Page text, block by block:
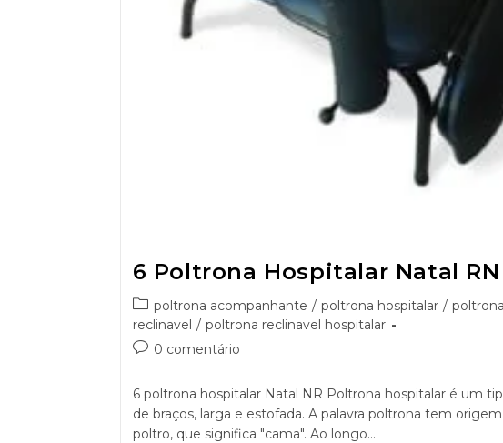
6 Poltrona Hospitalar Natal RN
poltrona acompanhante / poltrona hospitalar /
reclinavel / poltrona reclinavel hospitalar
0 comentário
6 poltrona hospitalar Natal NR Poltrona hospitalar é um
de braços, larga e estofada. A palavra poltrona tem
poltro, que significa "cama". Ao longo…